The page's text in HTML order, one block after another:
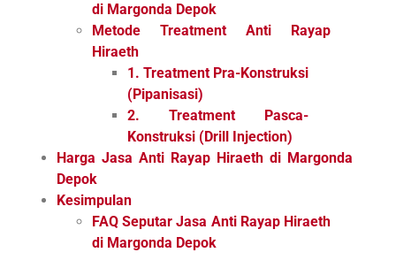
di Margonda Depok
Metode Treatment Anti Rayap
Hiraeth
1. Treatment Pra-Konstruksi
(Pipanisasi)
2. Treatment Pasca-
Konstruksi (Drill Injection)
Harga Jasa Anti Rayap Hiraeth di Margonda
Depok
Kesimpulan
FAQ Seputar Jasa Anti Rayap Hiraeth
di Margonda Depok